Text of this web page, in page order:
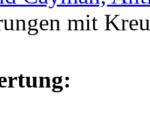
mit